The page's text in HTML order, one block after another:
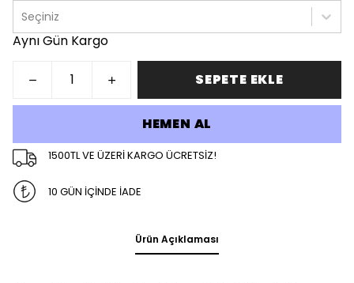
Seçiniz
Aynı Gün Kargo
SEPETE EKLE
HEMEN AL
1500TL VE ÜZERİ KARGO ÜCRETSİZ!
10 GÜN İÇİNDE İADE
Ürün Açıklaması